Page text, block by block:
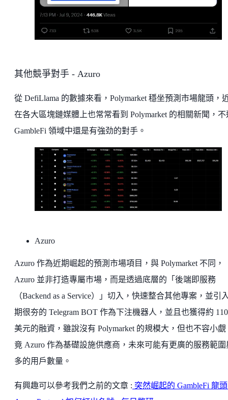
其他競爭對手 - Azuro
從 DefiLlama 的數據來看，Polymarket 穩坐預測市場龍頭，
在各大區塊鏈媒體上也常常看到 Polymarket 的相關新聞，不
GambleFi 領域中還是有強劲的對手。
Azuro
Azuro 作為近期崛起的預測市場項目，與 Polymarket 不同，
Azuro 並非打造專屬市場，而是透過底層的「後端即服務
（Backend as a Service）」切入，快速整合其他專案，並引
期很夯的 Telegram BOT 作為下注機器人，並且也獲得約
美元的融資，雖說沒有 Polymarket 的規模大，但也不容小覷
竟 Azuro 作為基礎設施供應商，未來可能有更廣的服務範圍
多的用戶數量。
有興趣可以參考我們之前的文章 : 突然崛起的 GambleFi 龍